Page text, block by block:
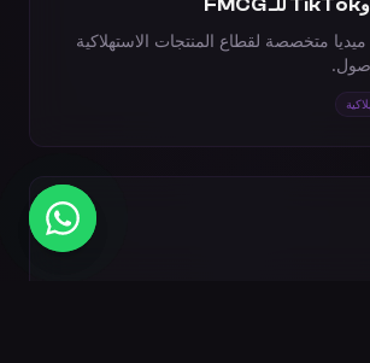
متخصصة لقطاع المنتجات الاستهلاكية